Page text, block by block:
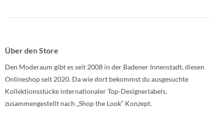
Über den Store
Den Moderaum gibt es seit 2008 in der Badener Innenstadt, diesen
Onlineshop seit 2020. Da wie dort bekommst du ausgesuchte
Kollektionsstücke internationaler Top-Designerlabels,
zusammengestellt nach „Shop the Look“ Konzept.